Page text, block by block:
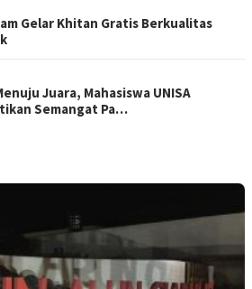
Gelar Khitan Gratis Berkualitas
Juara, Mahasiswa UNISA
Semangat Pa…